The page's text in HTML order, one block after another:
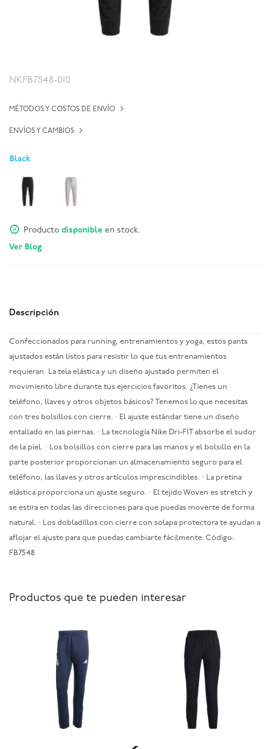
NKFB7548-010
MÉTODOS Y COSTOS DE ENVÍO
ENVÍOS Y CAMBIOS
Black
Producto disponible en stock.
Ver Blog
Descripción
Confeccionados para running, entrenamientos y yoga, estos pants
ajustados están listos para resistir lo que tus entrenamientos
requieran. La tela elástica y un diseño ajustado permiten el
movimiento libre durante tus ejercicios favoritos. ¿Tienes un
teléfono, llaves y otros objetos básicos? Tenemos lo que necesitas
con tres bolsillos con cierre. · El ajuste estándar tiene un diseño
entallado en las piernas. · La tecnología Nike Dri-FIT absorbe el sudor
de la piel. · Los bolsillos con cierre para las manos y el bolsillo en la
parte posterior proporcionan un almacenamiento seguro para el
teléfono, las llaves y otros artículos imprescindibles. · La pretina
elástica proporciona un ajuste seguro. · El tejido Woven es stretch y
se estira en todas las direcciones para que puedas moverte de forma
natural. · Los dobladillos con cierre con solapa protectora te ayudan a
aflojar el ajuste para que puedas cambiarte fácilmente. Código:
FB7548
Productos que te pueden interesar